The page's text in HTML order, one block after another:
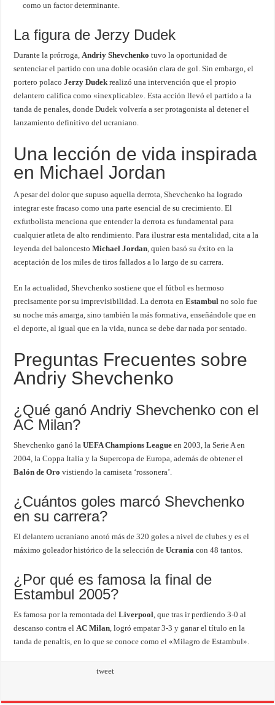
como un factor determinante.
La figura de Jerzy Dudek
Durante la prórroga,Andriy Shevchenko tuvo la oportunidad de
sentenciar el partido con una doble ocasión clara de gol. Sin embargo, el
portero polacoJerzy Dudek realizó una intervención que el propio
delantero califica como «inexplicable». Esta acción llevó el partido a la
tanda de penales, donde Dudek volvería a ser protagonista al detener el
lanzamiento definitivo del ucraniano.
Una lección de vida inspirada
en Michael Jordan
A pesar del dolor que supuso aquella derrota, Shevchenko ha logrado
integrar este fracaso como una parte esencial de su crecimiento. El
exfutbolista menciona que entender la derrota es fundamental para
cualquier atleta de alto rendimiento. Para ilustrar esta mentalidad, cita a la
leyenda del baloncestoMichael Jordan, quien basó su éxito en la
aceptación de los miles de tiros fallados a lo largo de su carrera.
En la actualidad, Shevchenko sostiene que el fútbol es hermoso
precisamente por su imprevisibilidad. La derrota enEstambul no solo fue
su noche más amarga, sino también la más formativa, enseñándole que en
el deporte, al igual que en la vida, nunca se debe dar nada por sentado.
Preguntas Frecuentes sobre
Andriy Shevchenko
¿Qué ganó Andriy Shevchenko con el
AC Milan?
Shevchenko ganó laUEFA Champions League en 2003, la Serie A en
2004, la Coppa Italia y la Supercopa de Europa, además de obtener el
Balón de Oro vistiendo la camiseta ‘rossonera’.
¿Cuántos goles marcó Shevchenko
en su carrera?
El delantero ucraniano anotó más de 320 goles a nivel de clubes y es el
máximo goleador histórico de la selección deUcrania con 48 tantos.
¿Por qué es famosa la final de
Estambul 2005?
Es famosa por la remontada delLiverpool, que tras ir perdiendo 3-0 al
descanso contra elAC Milan, logró empatar 3-3 y ganar el título en la
tanda de penaltis, en lo que se conoce como el «Milagro de Estambul».
tweet